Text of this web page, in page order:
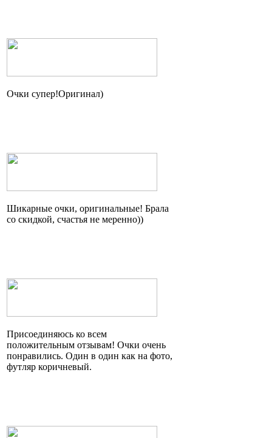
Очки супер!Оригинал)
Шикарные очки, оригинальные! Брала
со скидкой, счастья не меренно))
Присоединяюсь ко всем
положительным отзывам! Очки очень
понравились. Один в один как на фото,
футляр коричневый.